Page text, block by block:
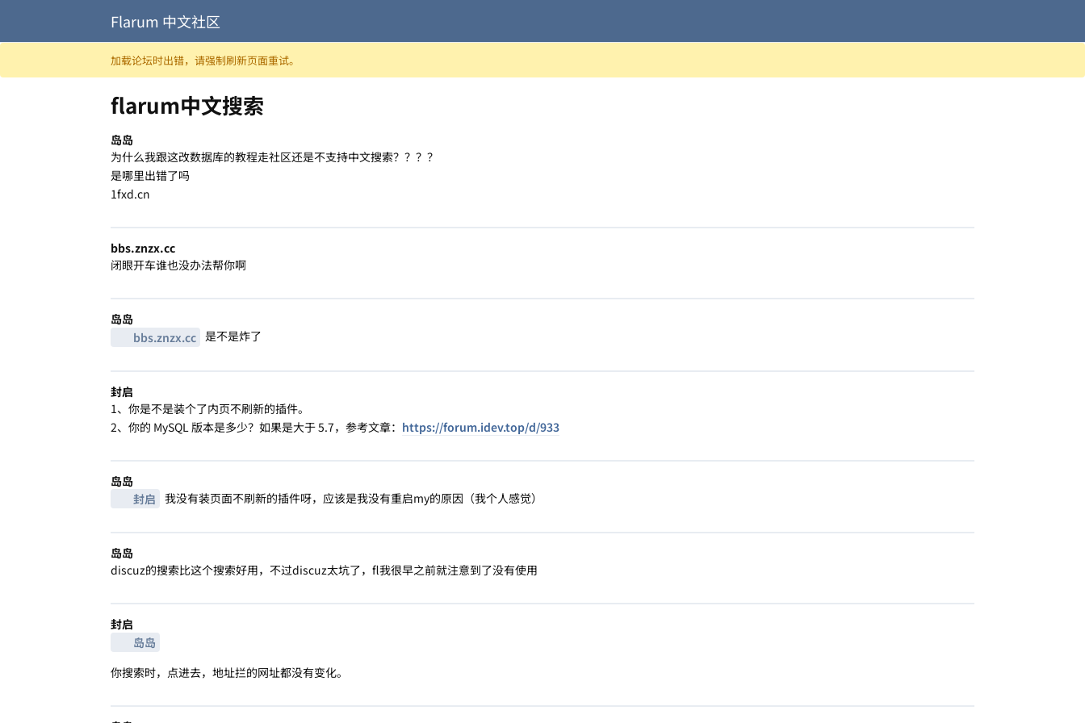
跳至内容
Flarum 中文社区
加载论坛时出错，请强制刷新页面重试。
flarum中文搜索
岛岛
为什么我跟这改数据库的教程走社区还是不支持中文搜索？？？？
是哪里出错了吗
1fxd.cn
bbs.​znzx.​cc
闭眼开车谁也没办法帮你啊
岛岛
bbs.​znzx.​cc 是不是炸了
封启
1、你是不是装个了内页不刷新的插件。
2、你的 MySQL 版本是多少？如果是大于 5.7，参考文章： https://forum.idev.top/d/933
岛岛
封启 我没有装页面不刷新的插件呀，应该是我没有重启my的原因（我个人感觉）
岛岛
discuz的搜索比这个搜索好用，不过discuz太坑了，fl我很早之前就注意到了没有使用
封启
岛岛
你搜索时，点进去，地址拦的网址都没有变化。